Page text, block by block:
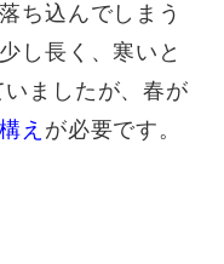
ち込んでしまう
し長く、寒いと
いましたが、春が
え が必要です。